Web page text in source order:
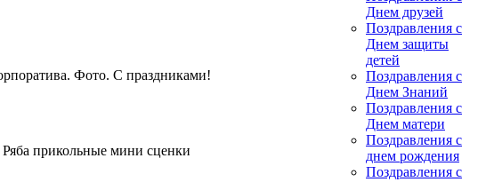
Фото. С праздниками!
прикольные мини сценки
Днем друзей
Поздравления с
Днем защиты
детей
Поздравления с
Днем Знаний
Поздравления с
Днем матери
Поздравления с
днем рождения
Поздравления с